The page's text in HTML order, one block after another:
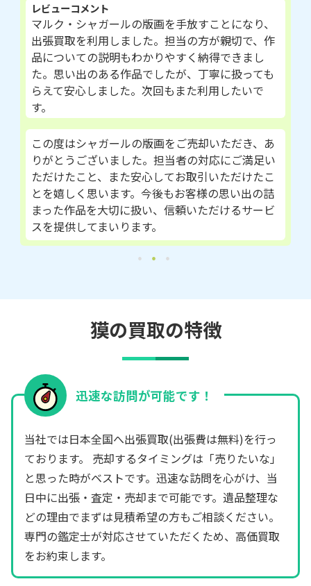
レビューコメント
マルク・シャガールの版画を手放すことになり、
出張買取を利用しました。担当の方が親切で、作
品についての説明もわかりやすく納得できまし
た。思い出のある作品でしたが、丁寧に扱っても
らえて安心しました。次回もまた利用したいで
す。
この度はシャガールの版画をご売却いただき、あ
りがとうございました。担当者の対応にご満足い
ただけたこと、また安心してお取引いただけたこ
とを嬉しく思います。今後もお客様の思い出の詰
まった作品を大切に扱い、信頼いただけるサービ
スを提供してまいります。
獏の買取の特徴
迅速な訪問が可能です！
当社では日本全国へ出張買取(出張費は無料)を行っ
ております。 売却するタイミングは「売りたいな」
と思った時がベストです。迅速な訪問を心がけ、当
日中に出張・査定・売却まで可能です。遺品整理な
どの理由でまずは見積希望の方もご相談ください。
専門の鑑定士が対応させていただくため、高価買取
をお約束します。